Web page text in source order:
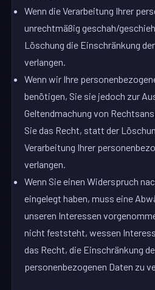
Wenn die Verarbeitung Ihrer
unrechtmäßig geschah/
Löschung die Einschränkung
verlangen.
Wenn wir Ihre
benötigen, Sie sie jedoch zur
Geltendmachung von
Sie das Recht, statt der
Verarbeitung Ihrer
verlangen.
Wenn Sie einen Widerspruch
eingelegt haben, muss eine
unseren Interessen
nicht feststeht, wessen
das Recht, die Einschränkung
personenbezogenen Daten zu